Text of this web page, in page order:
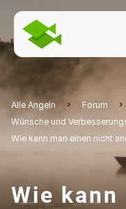
Alle Angeln
Forum
Wünsche und
Wie kann man einen nicht
Wie